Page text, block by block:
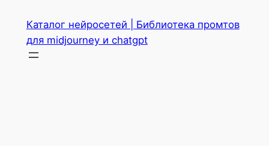
содержимому
Каталог нейросетей | Библиотека промтов
для midjourney и chatgpt